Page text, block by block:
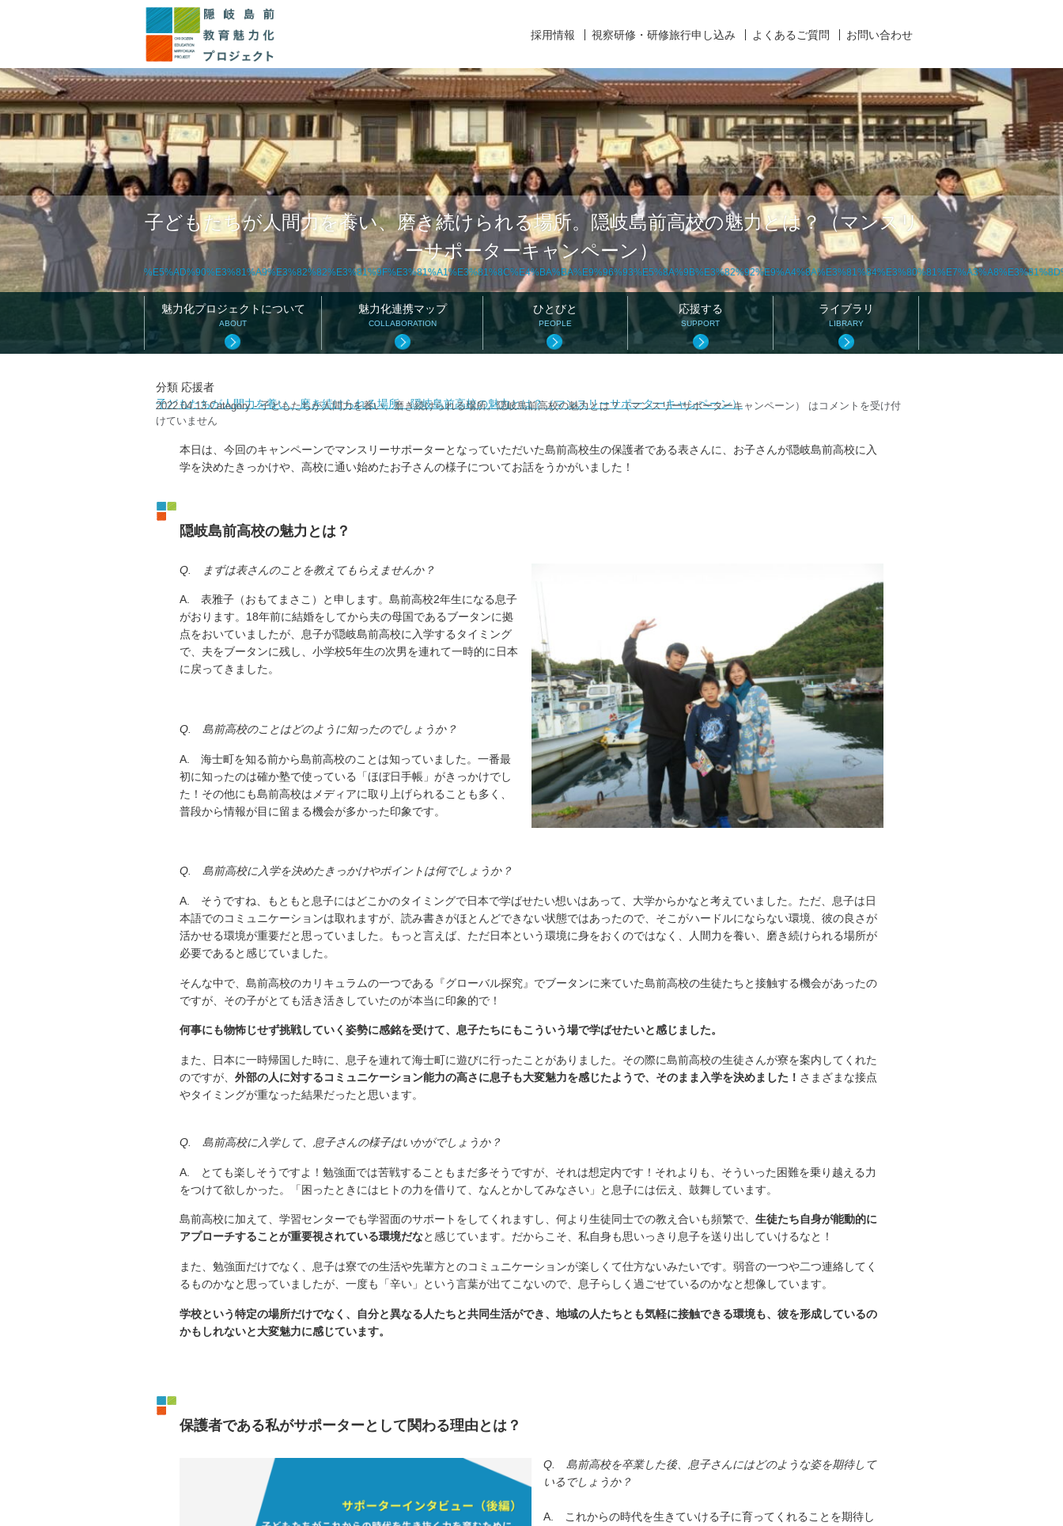
このページの本文へ
採用情報 視察研修・研修旅行申し込み よくあるご質問 お問い合わせ
子どもたちが人間力を養い、磨き続けられる場所。隠岐島前高校の魅力とは？（マンスリ
ーサポーターキャンペーン）
魅力化プロジェクトについて
ABOUT
魅力化連携マップ
COLLABORATION
ひとびと
PEOPLE
応援する
SUPPORT
ライブラリ
LIBRARY
分類 応援者
子どもたちが人間力を養い、磨き続けられる場所。隠岐島前高校の魅力とは？（マンスリーサポーターキャンペーン）
2022.04.13 Category -子どもたちが人間力を養い、磨き続けられる場所。隠岐島前高校の魅力とは？（マンスリーサポーターキャンペーン） は コメントを受け付
けていません
本日は、今回のキャンペーンでマンスリーサポーターとなっていただいた島前高校生の保護者である表さんに、お子さんが隠岐島前高校に入
学を決めたきっかけや、高校に通い始めたお子さんの様子についてお話をうかがいました！
隠岐島前高校の魅力とは？
Q. まずは表さんのことを教えてもらえませんか？
A. 表雅子（おもてまさこ）と申します。島前高校2年生になる息子
がおります。18年前に結婚をしてから夫の母国であるブータンに拠
点をおいていましたが、息子が隠岐島前高校に入学するタイミング
で、夫をブータンに残し、小学校5年生の次男を連れて一時的に日本
に戻ってきました。
Q. 島前高校のことはどのように知ったのでしょうか？
A. 海士町を知る前から島前高校のことは知っていました。一番最
初に知ったのは確か塾で使っている「ほぼ日手帳」がきっかけでし
た！その他にも島前高校はメディアに取り上げられることも多く、
普段から情報が目に留まる機会が多かった印象です。
Q. 島前高校に入学を決めたきっかけやポイントは何でしょうか？
A. そうですね、もともと息子にはどこかのタイミングで日本で学ばせたい想いはあって、大学からかなと考えていました。ただ、息子は日
本語でのコミュニケーションは取れますが、読み書きがほとんどできない状態ではあったので、そこがハードルにならない環境、彼の良さが
活かせる環境が重要だと思っていました。もっと言えば、ただ日本という環境に身をおくのではなく、人間力を養い、磨き続けられる場所が
必要であると感じていました。
そんな中で、島前高校のカリキュラムの一つである『グローバル探究』でブータンに来ていた島前高校の生徒たちと接触する機会があったの
ですが、その子がとても活き活きしていたのが本当に印象的で！
何事にも物怖じせず挑戦していく姿勢に感銘を受けて、息子たちにもこういう場で学ばせたいと感じました。
また、日本に一時帰国した時に、息子を連れて海士町に遊びに行ったことがありました。その際に島前高校の生徒さんが寮を案内してくれた
のですが、 外部の人に対するコミュニケーション能力の高さに息子も大変魅力を感じたようで、そのまま入学を決めました！ さまざまな接点
やタイミングが重なった結果だったと思います。
Q. 島前高校に入学して、息子さんの様子はいかがでしょうか？
A. とても楽しそうですよ！勉強面では苦戦することもまだ多そうですが、それは想定内です！それよりも、そういった困難を乗り越える力
をつけて欲しかった。「困ったときにはヒトの力を借りて、なんとかしてみなさい」と息子には伝え、鼓舞しています。
島前高校に加えて、学習センターでも学習面のサポートをしてくれますし、何より生徒同士での教え合いも頻繁で、 生徒たち自身が能動的に
アプローチすることが重要視されている環境だなと感じています。だからこそ、私自身も思いっきり息子を送り出していけるなと！
また、勉強面だけでなく、息子は寮での生活や先輩方とのコミュニケーションが楽しくて仕方ないみたいです。弱音の一つや二つ連絡してく
るものかなと思っていましたが、一度も「辛い」という言葉が出てこないので、息子らしく過ごせているのかなと想像しています。
学校という特定の場所だけでなく、自分と異なる人たちと共同生活ができ、地域の人たちとも気軽に接触できる環境も、彼を形成しているの
かもしれないと大変魅力に感じています。
保護者である私がサポーターとして関わる理由とは？
Q. 島前高校を卒業した後、息子さんにはどのような姿を期待して
いるでしょうか？
A. これからの時代を生きていける子に育ってくれることを期待し